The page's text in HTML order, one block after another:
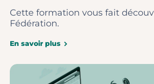
Cette formation vous fait
Fédération.
En savoir plus